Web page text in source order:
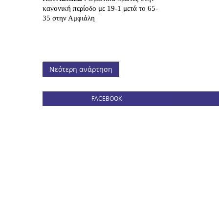
κανονική περίοδο με 19-1 μετά το 65-
35 στην Αμφιάλη
Νεότερη ανάρτηση
FACEBOOK